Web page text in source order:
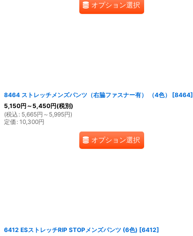
オプション選択
8464 ストレッチメンズパンツ（右脇ファスナー有） （4色） [8464]
5,150円 ～5,450円(税別)
(税込 : 5,665円 ～5,995円)
定価 : 10,300円
オプション選択
6412 ESストレッチRIP STOPメンズパンツ (6色) [6412]